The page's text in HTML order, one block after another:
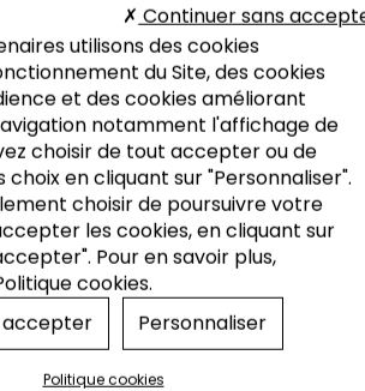
Télécharger
utilisons des cookies
du Site, des cookies
et des cookies améliorant
notamment l'affichage de
choisir de tout accepter ou de
choix en cliquant sur "Personnaliser".
choisir de poursuivre votre
les cookies, en cliquant sur
Pour en savoir plus,
cookies.
accepter
Continuer sans
Personnaliser
Politique cookies